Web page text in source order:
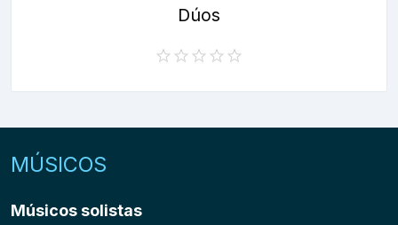
Dúos
MÚSICOS
Músicos solistas